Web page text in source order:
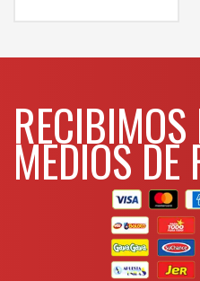
WHATSAPP
RECIBIMOS
MEDIOS DE